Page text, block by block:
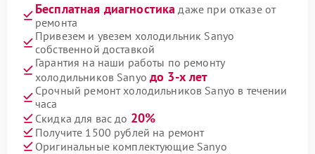
Бесплатная диагностика даже при отказе от
ремонта
Привезем и увезем холодильник Sanyo
собственной доставкой
Гарантия на наши работы по ремонту
холодильников Sanyoдо 3-х лет
Срочный ремонт холодильников Sanyo в течении
часа
Скидка для вас до 20%
Получите 1500 рублей на ремонт
Оригинальные комплектующие Sanyo